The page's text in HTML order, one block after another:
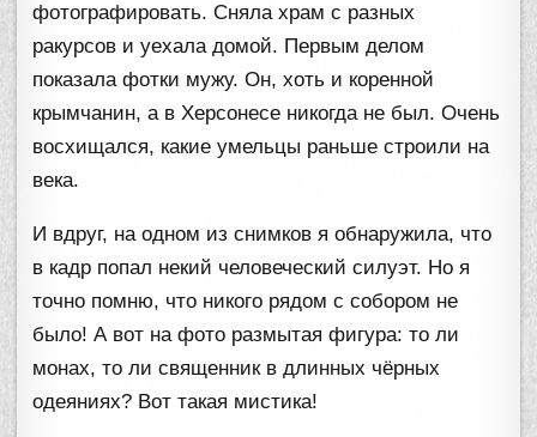
фотографировать. Сняла храм с разных
ракурсов и уехала домой. Первым делом
показала фотки мужу. Он, хоть и коренной
крымчанин, а в Херсонесе никогда не был. Очень
восхищался, какие умельцы раньше строили на
века.
И вдруг, на одном из снимков я обнаружила, что
в кадр попал некий человеческий силуэт. Но я
точно помню, что никого рядом с собором не
было! А вот на фото размытая фигура: то ли
монах, то ли священник в длинных чёрных
одеяниях? Вот такая мистика!